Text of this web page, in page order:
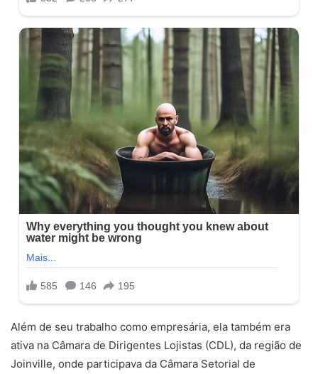
Além de seu trabalho como empresária, ela também era
ativa na Câmara de Dirigentes Lojistas (CDL), da região de
Joinville, onde participava da Câmara Setorial de